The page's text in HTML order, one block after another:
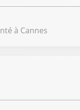
à Cannes